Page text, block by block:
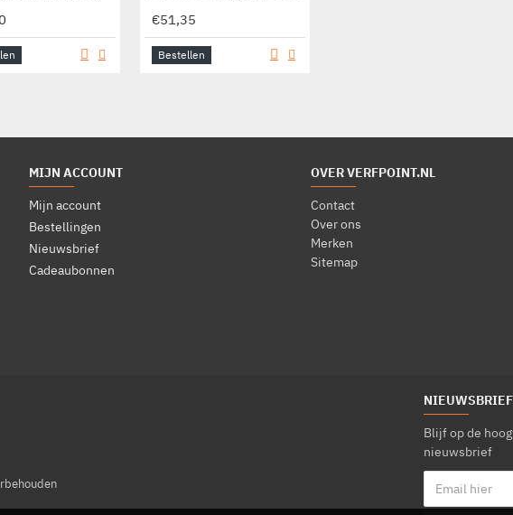
€51,35
Bestellen
MIJN ACCOUNT
Mijn account
Bestellingen
Nieuwsbrief
Cadeaubonnen
OVER VERFPOINT.NL
Contact
Over ons
Merken
Sitemap
NIEUWSBRIEF
Blijf op de
nieuwsbrief